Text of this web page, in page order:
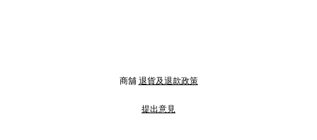
商舖 退貨及退款政策
提出意見